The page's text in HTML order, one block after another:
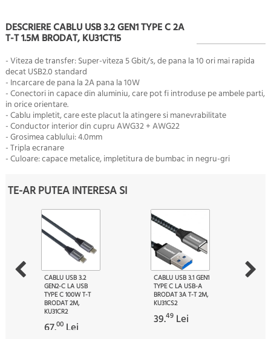
DESCRIERE CABLU USB 3.2 GEN1 TYPE C 2A
T-T 1.5M BRODAT, KU31CT15
- Viteza de transfer: Super-viteza 5 Gbit/s, de pana la 10 ori mai rapida
decat USB2.0 standard
- Incarcare de pana la 2A pana la 10W
- Conectori in capace din aluminiu, care pot fi introduse pe ambele parti,
in orice orientare.
- Cablu impletit, care este placut la atingere si manevrabilitate
- Conductor interior din cupru AWG32 + AWG22
- Grosimea cablului: 4.0mm
- Tripla ecranare
- Culoare: capace metalice, impletitura de bumbac in negru-gri
TE-AR PUTEA INTERESA SI
CABLU USB 3.2
GEN2-C LA USB
TYPE C 100W T-T
BRODAT 2M,
KU31CR2
67.00 Lei
CABLU USB 3.1 GEN1
TYPE C LA USB-A
BRODAT 3A T-T 2M,
KU31CS2
39.49 Lei